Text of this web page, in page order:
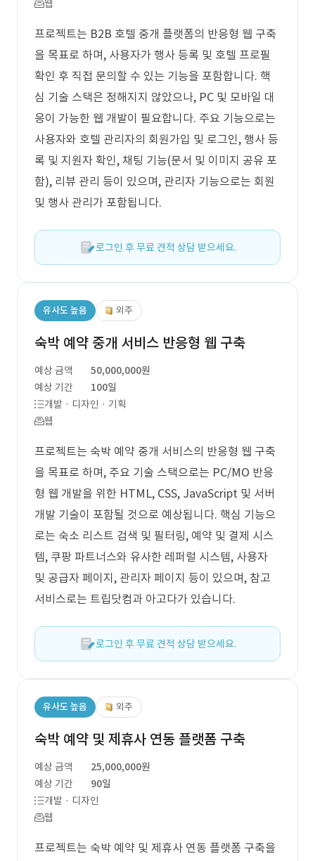
웹
프로젝트는 B2B 호텔 중개 플랫폼의 반응형 웹 구축
을 목표로 하며, 사용자가 행사 등록 및 호텔 프로필
확인 후 직접 문의할 수 있는 기능을 포함합니다. 핵
심 기술 스택은 정해지지 않았으나, PC 및 모바일 대
응이 가능한 웹 개발이 필요합니다. 주요 기능으로는
사용자와 호텔 관리자의 회원가입 및 로그인, 행사 등
록 및 지원자 확인, 채팅 기능(문서 및 이미지 공유 포
함), 리뷰 관리 등이 있으며, 관리자 기능으로는 회원
및 행사 관리가 포함됩니다.
로그인 후 무료 견적 상담 받으세요.
유사도 높음 외주
숙박 예약 중개 서비스 반응형 웹 구축
예상 금액
50,000,000원
예상 기간
100일
개발 · 디자인 · 기획
웹
프로젝트는 숙박 예약 중개 서비스의 반응형 웹 구축
을 목표로 하며, 주요 기술 스택으로는 PC/MO 반응
형 웹 개발을 위한 HTML, CSS, JavaScript 및 서버
개발 기술이 포함될 것으로 예상됩니다. 핵심 기능으
로는 숙소 리스트 검색 및 필터링, 예약 및 결제 시스
템, 쿠팡 파트너스와 유사한 레퍼럴 시스템, 사용자
및 공급자 페이지, 관리자 페이지 등이 있으며, 참고
서비스로는 트립닷컴과 아고다가 있습니다.
로그인 후 무료 견적 상담 받으세요.
유사도 높음 외주
숙박 예약 및 제휴사 연동 플랫폼 구축
예상 금액
25,000,000원
예상 기간
90일
개발 · 디자인
웹
프로젝트는 숙박 예약 및 제휴사 연동 플랫폼 구축을